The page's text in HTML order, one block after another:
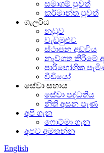
සමාගම් පුවත්
කර්මාන්ත පුවත්
ගැලරිය
නඩුව
වැඩමුළුව
ස්ථාපන අඩවිය
නැව්ගත කිරීමේ
පාරිභෝගික
වීඩියෝ
සේවා සහාය
සේවා පද්ධතිය
නිති අසන පැණ
අපි ගැන
ෆොට්මා ගැන
අපව අමතන්න
English